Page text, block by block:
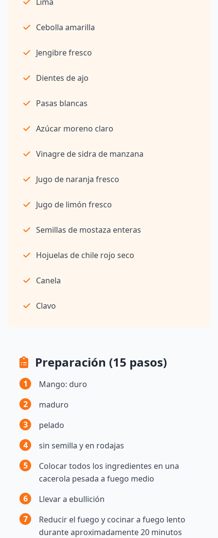
Cebolla amarilla
Jengibre fresco
Dientes de ajo
Pasas blancas
Azúcar moreno claro
Vinagre de sidra de manzana
Jugo de naranja fresco
Jugo de limón fresco
Semillas de mostaza enteras
Hojuelas de chile rojo seco
Canela
Clavo
Preparación (15 pasos)
1
Mango: duro
2
maduro
3
pelado
4
sin semilla y en rodajas
5
Colocar todos los ingredientes en una
cacerola pesada a fuego medio
6
Llevar a ebullición
7
Reducir el fuego y cocinar a fuego lento
durante aproximadamente 20 minutos